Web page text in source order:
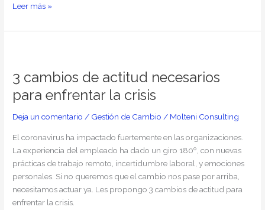
Leer más »
3 cambios de actitud necesarios
para enfrentar la crisis
Deja un comentario / Gestión de Cambio / Molteni Consulting
El coronavirus ha impactado fuertemente en las organizaciones.
La experiencia del empleado ha dado un giro 180º, con nuevas
prácticas de trabajo remoto, incertidumbre laboral, y emociones
personales. Si no queremos que el cambio nos pase por arriba,
necesitamos actuar ya. Les propongo 3 cambios de actitud para
enfrentar la crisis.
de
necesarios
para
la
crisis